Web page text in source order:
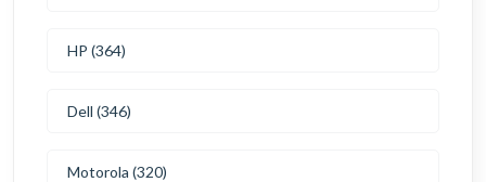
HP (364)
Dell (346)
Motorola (320)